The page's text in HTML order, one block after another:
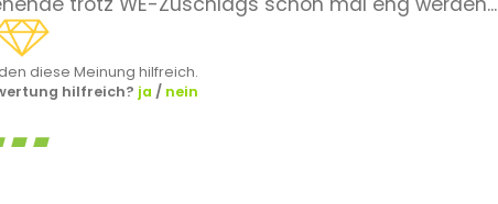
diese Meinung hilfreich.
hilfreich? ja / nein